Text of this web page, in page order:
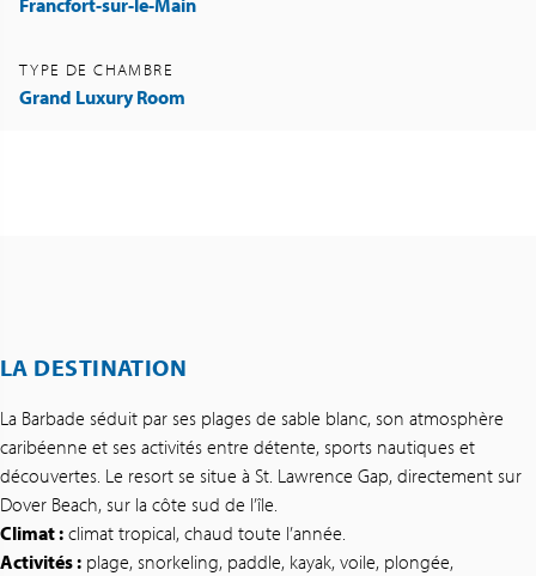
TYPE DE CHAMBRE
Grand Luxury Room
LA DESTINATION
La Barbade séduit par ses plages de sable blanc, son atmosphère
caribéenne et ses activités entre détente, sports nautiques et
découvertes. Le resort se situe à St. Lawrence Gap, directement sur
Dover Beach, sur la côte sud de l’île.
Climat : climat tropical, chaud toute l’année.
Activités : plage, snorkeling, paddle, kayak, voile, plongée,